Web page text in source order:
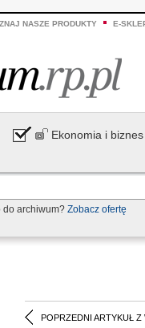
NASZE PRODUKTY E-
Ekonomia i biznes
do archiwum? Zobacz ofertę
POPRZEDNI ARTYKUŁ Z